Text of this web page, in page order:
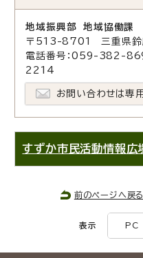
地域振興部 地域協働課
〒513-8701 三重県鈴
電話番号：059-382-
2214
お問い合わせは専
すずか市民活動情報広
前のページへ戻る
表示 PC